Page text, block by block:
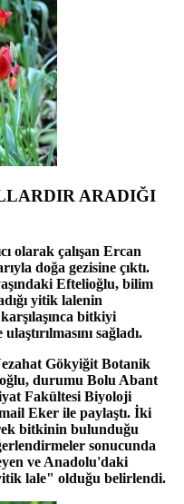
ARADIĞI
olarak çalışan Ercan
doğa gezisine çıktı.
Eftelioğlu, bilim
yitik lalenin
bitkiyi
sağladı.
Gökyiğit Botanik
durumu Bolu Abant
Fakültesi Biyoloji
Eker ile paylaştı. İki
bitkinin bulunduğu
sonucunda
ve Anadolu'daki
lale" olduğu belirlendi.